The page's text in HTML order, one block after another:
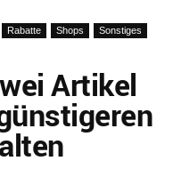
Rabatte Shops
Sonstiges
Artikel